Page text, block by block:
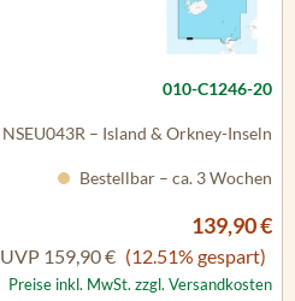
010-C1246-20
NSEU043R – Island & Orkney-Inseln
Bestellbar – ca. 3 Wochen
139,90 €
UVP 159,90 € (12.51% gespart)
Preise inkl. MwSt. zzgl. Versandkosten